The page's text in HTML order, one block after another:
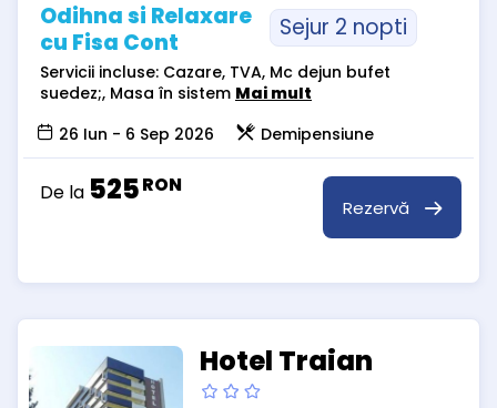
Odihna si Relaxare
cu Fisa Cont
Sejur 2 nopti
Servicii incluse: Cazare, TVA, Mc dejun bufet
suedez;, Masa în sistem Mai mult
26 Iun - 6 Sep 2026
Demipensiune
De la 525RON
Rezervă
Hotel Traian